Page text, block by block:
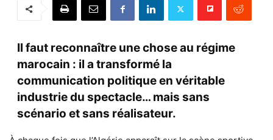
Il faut reconnaître une chose au régime
marocain : il a transformé la
communication politique en véritable
industrie du spectacle… mais sans
scénario et sans réalisateur.